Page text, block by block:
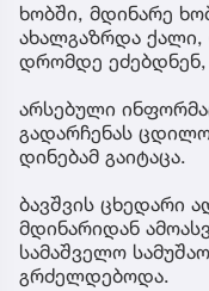
ხობში, მდინარე
ახალგაზრდა
დრომდე ეძებდნენ,
არსებული
გადარჩენას
დინებამ გაიტაცა.
ბავშვის ცხედარი
მდინარიდან
სამაშველო
გრძელდებოდა.